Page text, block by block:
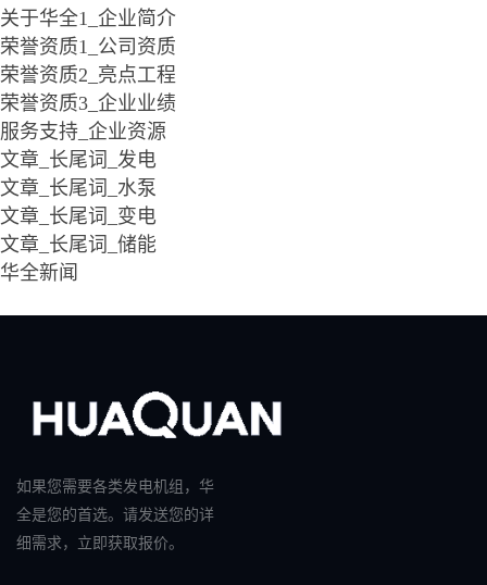
关于华全1_企业简介
荣誉资质1_公司资质
荣誉资质2_亮点工程
荣誉资质3_企业业绩
服务支持_企业资源
文章_长尾词_发电
文章_长尾词_水泵
文章_长尾词_变电
文章_长尾词_储能
华全新闻
如果您需要各类发电机组，华
全是您的首选。请发送您的详
细需求，立即获取报价。